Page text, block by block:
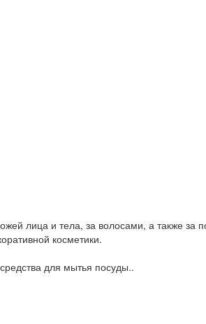
лица и тела, за волосами, а также за
косметики.
для мытья посуды..